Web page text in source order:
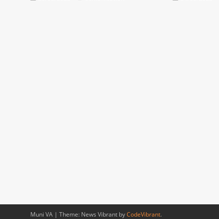
Muni VA | Theme: News Vibrant byCodeVibrant.